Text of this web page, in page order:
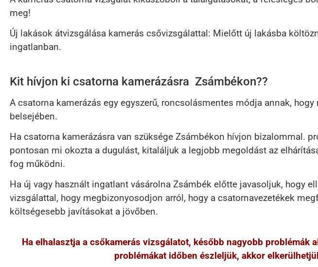
meg!
Új lakások átvizsgálása kamerás csővizsgálattal: Mielőtt új lakásba
ingatlanban.
Kit hívjon ki csatorna kamerázásra Zsámbékon??
A csatorna kamerázás egy egyszerű, roncsolásmentes módja annak,
belsejében.
Ha csatorna kamerázásra van szüksége Zsámbékon hívjon bizalommal.
pontosan mi okozta a dugulást, kitaláljuk a legjobb megoldást az
fog működni.
Ha új vagy használt ingatlant vásárolna Zsámbék előtte javasoljuk, hogy
vizsgálattal, hogy megbizonyosodjon arról, hogy a csatornavezetékek
költségesebb javításokat a jövőben.
Ha elhalasztja a csőkamerás vizsgálatot, később nagyobb problémák
problémákat időben észleljük, akkor